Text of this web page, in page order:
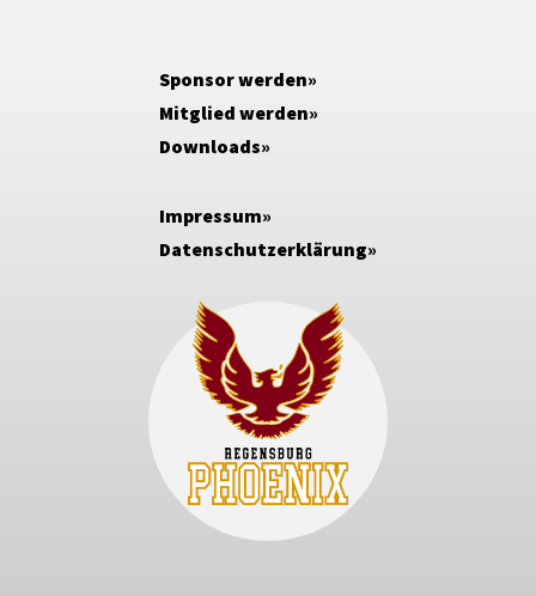
Sponsor werden
Mitglied werden
Downloads
Impressum
Datenschutzerklärung